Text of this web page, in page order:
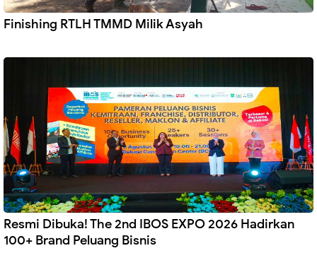
Finishing RTLH TMMD Milik Asyah
Resmi Dibuka! The 2nd IBOS EXPO 2026 Hadirkan
100+ Brand Peluang Bisnis